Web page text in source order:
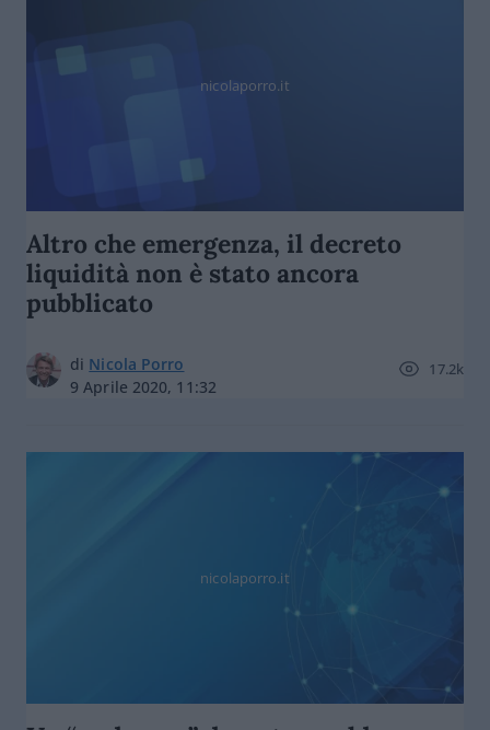
nicolaporro.it
Altro che emergenza, il decreto
liquidità non è stato ancora
pubblicato
di Nicola Porro
9 Aprile 2020, 11:32
17.2k
nicolaporro.it